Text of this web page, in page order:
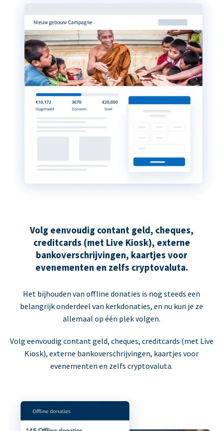
Volg eenvoudig contant geld, cheques,
creditcards (met Live Kiosk), externe
bankoverschrijvingen, kaartjes voor
evenementen en zelfs cryptovaluta.
Het bijhouden van offline donaties is nog steeds een
belangrijk onderdeel van kerkdonaties, en nu kun je ze
allemaal op één plek volgen.
Volg eenvoudig contant geld, cheques, creditcards (met Live
Kiosk), externe bankoverschrijvingen, kaartjes voor
evenementen en zelfs cryptovaluta.